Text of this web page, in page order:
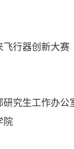
飞行器创新大赛
研究生工作办公
院